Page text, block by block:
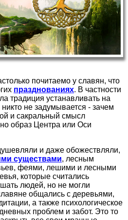
почитаемо у славян, что
празднованиях. В частности
традиция устанавливать на
не задумывается - зачем
и сакральный смысл
образ Центра или Оси
и даже обожествляли,
существами, лесным
феями, лешими и лесными
которые считались
людей, но не могли
общались с деревьями,
а также психологическое
проблем и забот. Это то